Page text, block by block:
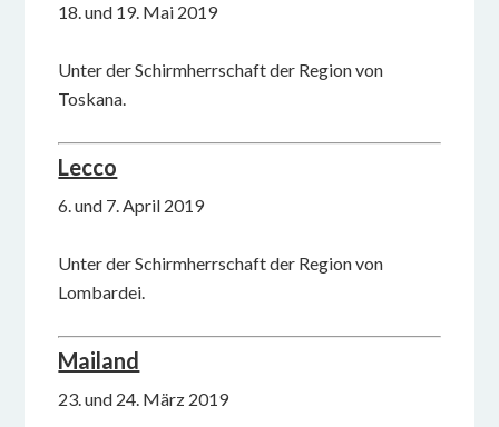
18. und 19. Mai 2019
Unter der Schirmherrschaft der Region von
Toskana.
Lecco
6. und 7. April 2019
Unter der Schirmherrschaft der Region von
Lombardei.
Mailand
23. und 24. März 2019